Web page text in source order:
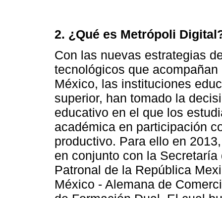
2. ¿Qué es Metrópoli
Con las nuevas estrategias
tecnológicos que
México, las instituciones
superior, han tomado la
educativo en el que los
académica en participación
productivo. Para ello en
en conjunto con la
Patronal de la República
México - Alemana de